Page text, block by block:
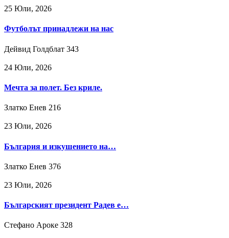
25 Юли, 2026
Футболът принадлежи на нас
Дейвид Голдблат 343
24 Юли, 2026
Мечта за полет. Без криле.
Златко Енев 216
23 Юли, 2026
България и изкушението на…
Златко Енев 376
23 Юли, 2026
Българският президент Радев е…
Стефано Ароке 328